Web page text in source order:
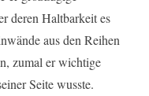
deren Haltbarkeit es
aus den Reihen
zumal er wichtige
Seite wusste.